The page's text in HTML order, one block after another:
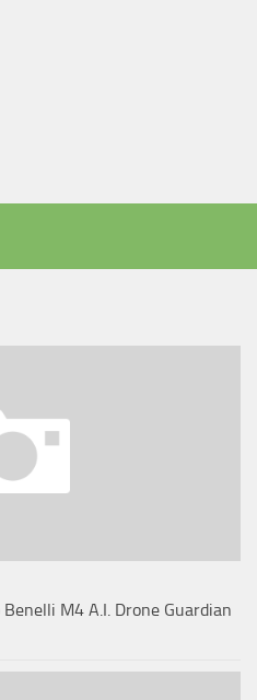
M4 A.I. Drone Guardian